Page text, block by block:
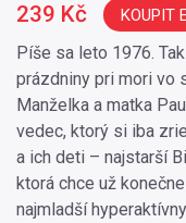
Píše sa leto 1976.
prázdniny pri mori vo
Manželka a matka
vedec, ktorý si iba
a ich deti – najstarší
ktorá chce už
najmladší
239 Kč KOUPIT